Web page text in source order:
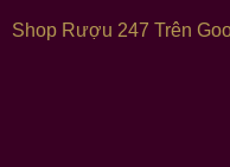
Shop Rượu 247 Trên